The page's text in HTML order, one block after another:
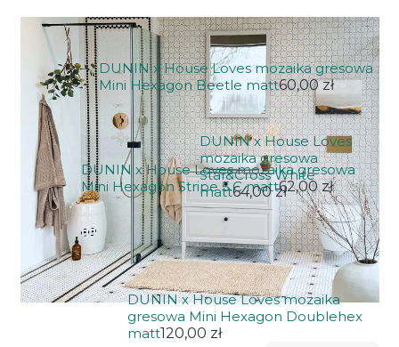
DUNIN x House Loves mozaika gresowa
Mini Hexagon Beetle matt60,00 zł
DUNIN x House Loves mozaika
gresowa Mini Hexagon Doublehex
matt120,00 zł
DUNIN x House Loves mozaika gresowa
Mini Hexagon Stripe 5.C matt62,00 zł
DUNIN x House Loves
mozaika gresowa
Star&Cross White
matt64,00 zł